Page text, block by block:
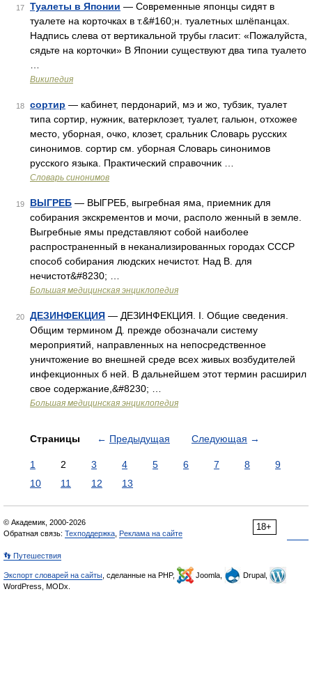
17 Туалеты в Японии — Современные японцы сидят в
туалете на корточках в т.&#160;н. туалетных шлёпанцах.
Надпись слева от вертикальной трубы гласит: «Пожалуйста,
сядьте на корточки» В Японии существуют два типа туалето
Википедия
18 сортир — кабинет, пердонарий, мэ и жо, тубзик, туалет
типа сортир, нужник, ватерклозет, туалет, гальюн, отхожее
место, уборная, очко, клозет, сральник Словарь русских
синонимов. сортир см. уборная Словарь синонимов
русского языка. Практический справочник …
Словарь синонимов
19 ВЫГРЕБ — ВЫГРЕБ, выгребная яма, приемник для
собирания экскрементов и мочи, располо женный в земле.
Выгребные ямы представляют собой наиболее
распространенный в неканализированных городах СССР
способ собирания людских нечистот. Над В. для
нечистот&#8230; …
Большая медицинская энциклопедия
20 ДЕЗИНФЕКЦИЯ — ДЕЗИНФЕКЦИЯ. I. Общие сведения.
Общим термином Д. прежде обозначали систему
мероприятий, направленных на непосредственное
уничтожение во внешней среде всех живых возбудителей
инфекционных б ней. В дальнейшем этот термин расширил
свое содержание,&#8230; …
Большая медицинская энциклопедия
Страницы ← Предыдущая Следующая →
1 2 3 4 5 6 7 8
9
10
11 12 13
18+
© Академик, 2000-2026
Обратная связь: Техподдержка Реклама на сайте
👣 Путешествия
Экспорт словарей на сайты , сделанные на PHP, Joomla,
Drupal,
WordPress, MODx.